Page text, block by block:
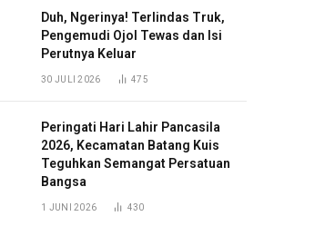
Duh, Ngerinya! Terlindas Truk,
Pengemudi Ojol Tewas dan Isi
Perutnya Keluar
30 JULI 2026 475
Peringati Hari Lahir Pancasila
2026, Kecamatan Batang Kuis
Teguhkan Semangat Persatuan
Bangsa
1 JUNI 2026 430